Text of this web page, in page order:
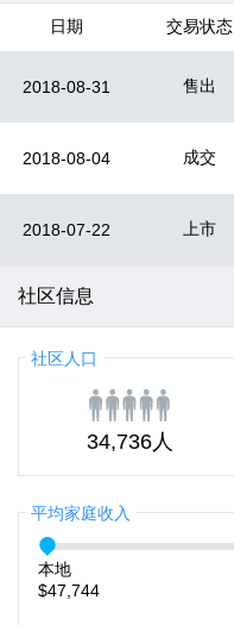
日期 交易状态
2018-08-31 售出
2018-08-04 成交
2018-07-22 上市
社区信息
社区人口
34,736人
平均家庭收入
本地
$47,744